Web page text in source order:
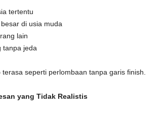
tertentu
di usia muda
lain
tanpa jeda
seperti perlombaan tanpa garis finish.
yang Tidak Realistis